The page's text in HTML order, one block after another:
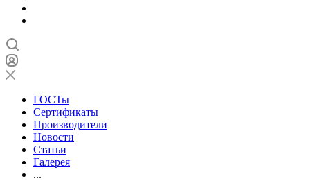
ГОСТы
Сертификаты
Производители
Новости
Статьи
Галерея
...